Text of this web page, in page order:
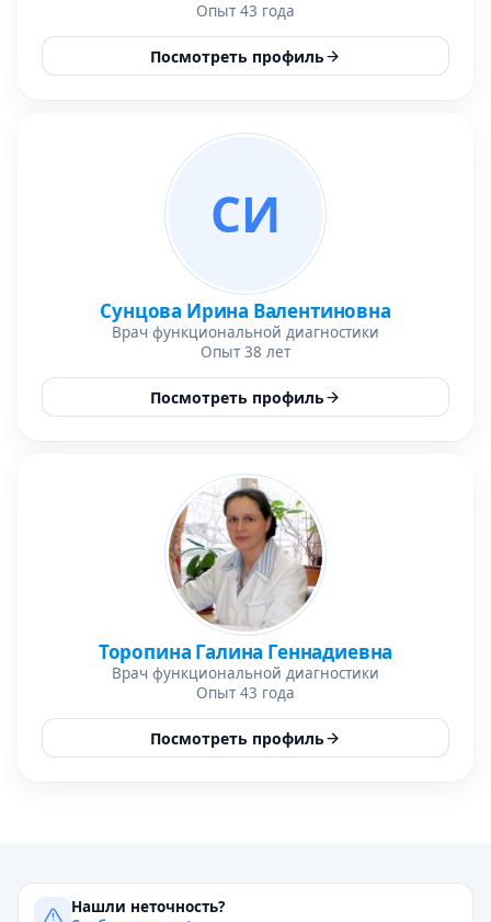
Опыт 43 года
Посмотреть профиль
СИ
Сунцова Ирина Валентиновна
Врач функциональной диагностики
Опыт 38 лет
Посмотреть профиль
Торопина Галина Геннадиевна
Врач функциональной диагностики
Опыт 43 года
Посмотреть профиль
Нашли неточность?